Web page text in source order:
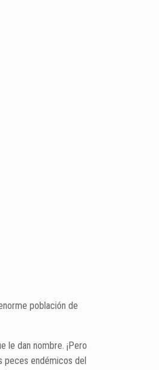
población de
le dan nombre. ¡Pero
peces endémicos del